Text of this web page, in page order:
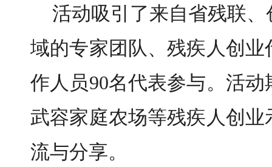
活动吸引了来自省残联
域的专家团队、残疾人创
作人员90名代表参与。活
武容家庭农场等残疾人创
流与分享。